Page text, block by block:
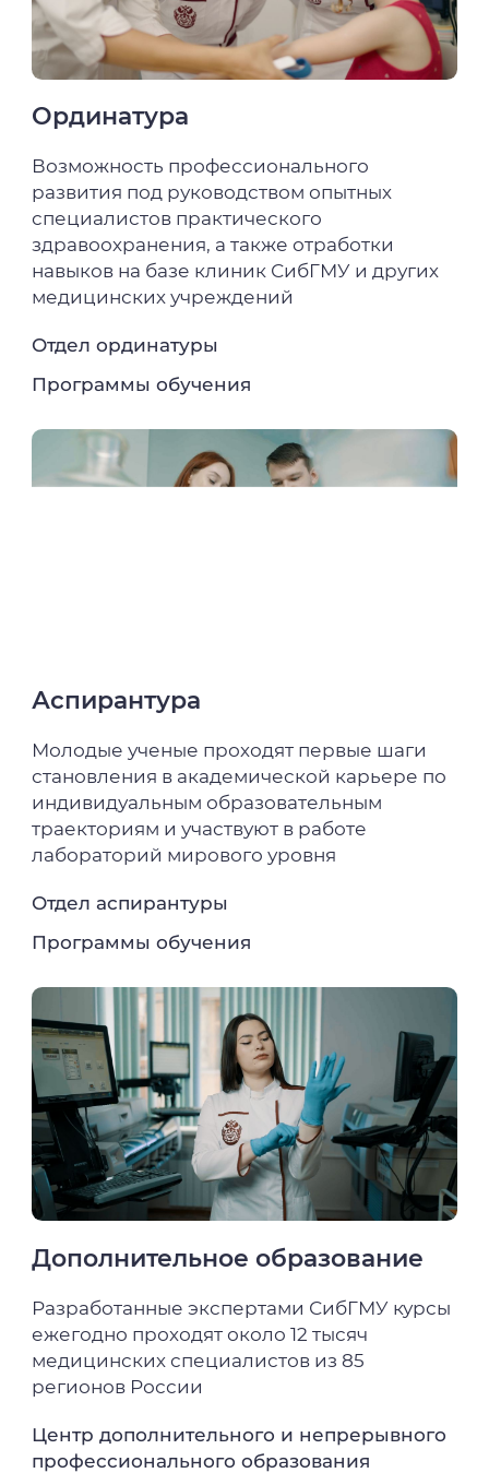
Ординатура
Возможность профессионального
развития под руководством опытных
специалистов практического
здравоохранения, а также отработки
навыков на базе клиник СибГМУ и других
медицинских учреждений
Отдел ординатуры
Программы обучения
Аспирантура
Молодые ученые проходят первые шаги
становления в академической карьере по
индивидуальным образовательным
траекториям и участвуют в работе
лабораторий мирового уровня
Отдел аспирантуры
Программы обучения
Дополнительное образование
Разработанные экспертами СибГМУ курсы
ежегодно проходят около 12 тысяч
медицинских специалистов из 85
регионов России
Центр дополнительного и непрерывного
профессионального образования